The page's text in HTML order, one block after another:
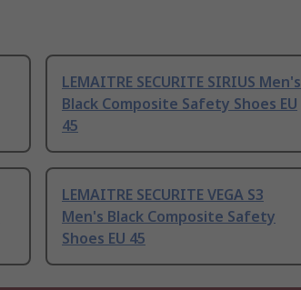
LEMAITRE SECURITE SIRIUS Men's
Black Composite Safety Shoes EU
45
LEMAITRE SECURITE VEGA S3
Men's Black Composite Safety
Shoes EU 45